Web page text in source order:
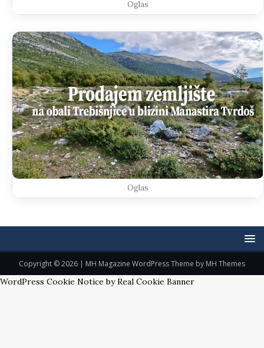
Oglas
Oglas
Copyright © 2026 | MH Magazine WordPress Theme by MH Themes
WordPress Cookie Notice by Real Cookie Banner